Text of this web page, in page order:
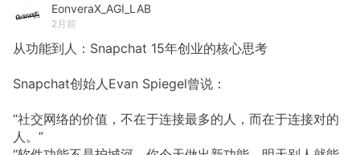
EonveraX_AGI_LAB
2月前
从功能到人：Snapchat 15年创业的核心思考
Snapchat创始人Evan Spiegel曾说：
“社交网络的价值，不在于连接最多的人，而在于连接对的
人。”